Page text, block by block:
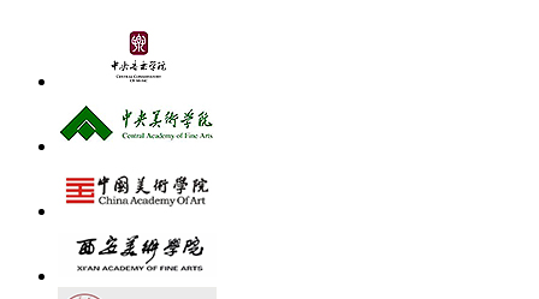
在中国一汽博物馆...